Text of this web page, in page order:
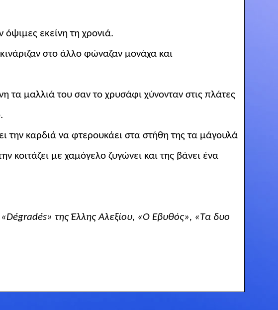
όψιμες εκείνη τη χρονιά.
στο άλλο φώναζαν μονάχα και
τα μαλλιά του σαν το χρυσάφι χύνονταν στις πλάτες
την καρδιά να φτερουκάει στα στήθητηςτα μάγουλά
κοιτάζει με χαμόγελοζυγώνει και της βάνει ένα
της Έλλης Αλεξίου, «Ο Εβυθός», «Τα δυο